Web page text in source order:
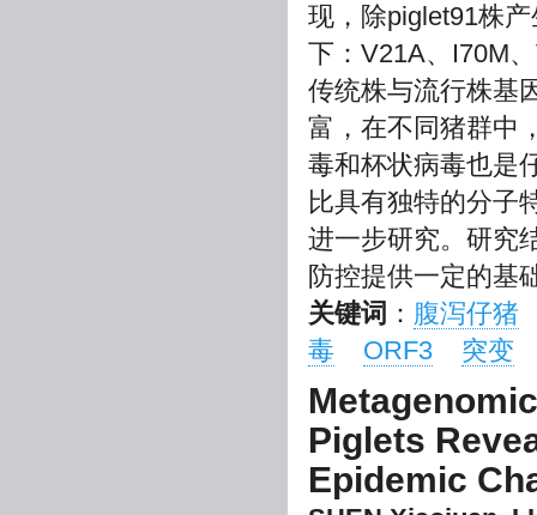
现，除piglet91株
下：V21A、I70M
传统株与流行株基
富，在不同猪群中
毒和杯状病毒也是
比具有独特的分子
进一步研究。研究
防控提供一定的基
关键词 ： 腹泻仔猪
毒
ORF3 突变
Piglets
Epidemic